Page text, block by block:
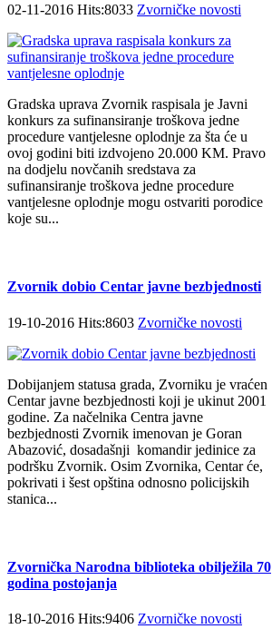
02-11-2016 Hits:8033 Zvorničke novosti
Gradska uprava Zvornik raspisala je Javni
konkurs za sufinansiranje troškova jedne
procedure vantjelesne oplodnje za šta će u
ovoj godini biti izdvojeno 20.000 KM. Pravo
na dodjelu novčanih sredstava za
sufinansiranje troškova jedne procedure
vantjelesne oplodnje mogu ostvariti porodice
koje su...
Zvornik dobio Centar javne bezbjednosti
19-10-2016 Hits:8603 Zvorničke novosti
Dobijanjem statusa grada, Zvorniku je vraćen
Centar javne bezbjednosti koji je ukinut 2001
godine. Za načelnika Centra javne
bezbjednosti Zvornik imenovan je Goran
Abazović, dosadašnji komandir jedinice za
podršku Zvornik. Osim Zvornika, Centar će,
pokrivati i šest opština odnosno policijskih
stanica...
Zvornička Narodna biblioteka obilježila 70
godina postojanja
18-10-2016 Hits:9406 Zvorničke novosti